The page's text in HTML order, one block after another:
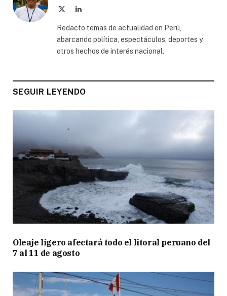
LinkedIn
Redacto temas de actualidad en Perú,
abarcando política, espectáculos, deportes y
otros hechos de interés nacional.
SEGUIR LEYENDO
Oleaje ligero afectará todo el litoral peruano del
7 al 11 de agosto